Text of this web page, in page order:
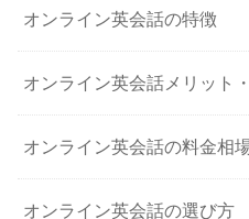
オンライン英会話の特徴
オンライン英会話メリット
オンライン英会話の料金相
オンライン英会話の選び方